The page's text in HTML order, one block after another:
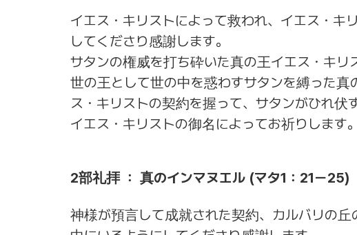
イエス・キリストによって救われ、イエス・
してくださり感謝します。
サタンの権威を打ち砕いた真の王イエス・キリ
世の王として世の中を惑わすサタンを縛った
ス・キリストの契約を握って、サタンがひれ伏
イエス・キリストの御名によってお祈りします
2部礼拝 ： 真のインマヌエル (マタ1：21ー25)
神様が預言して成就された契約、カルバリの